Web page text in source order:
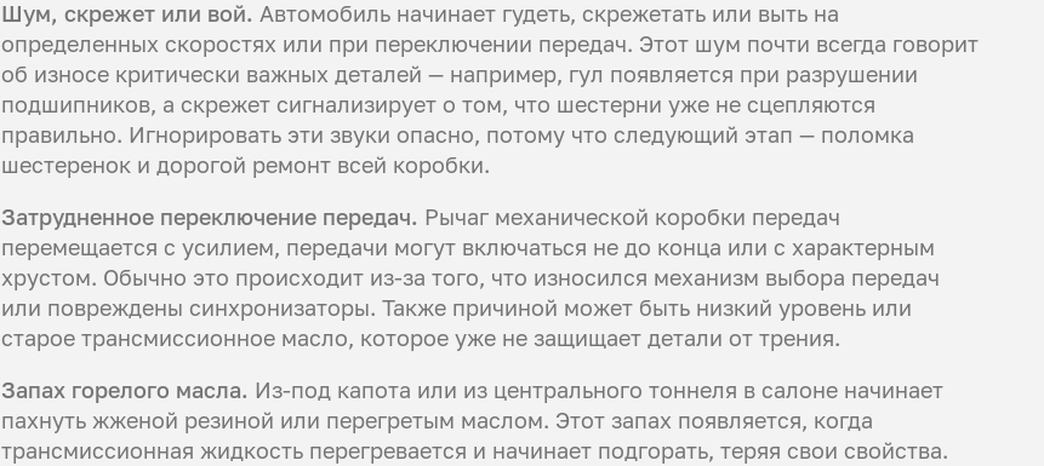
Шум, скрежет или вой. Автомобиль начинает гудеть, скрежетать или выть на
определенных скоростях или при переключении передач. Этот шум почти всегда говорит
об износе критически важных деталей — например, гул появляется при разрушении
подшипников, а скрежет сигнализирует о том, что шестерни уже не сцепляются
правильно. Игнорировать эти звуки опасно, потому что следующий этап — поломка
шестеренок и дорогой ремонт всей коробки.
Затрудненное переключение передач. Рычаг механической коробки передач
перемещается с усилием, передачи могут включаться не до конца или с характерным
хрустом. Обычно это происходит из-за того, что износился механизм выбора передач
или повреждены синхронизаторы. Также причиной может быть низкий уровень или
старое трансмиссионное масло, которое уже не защищает детали от трения.
Запах горелого масла. Из-под капота или из центрального тоннеля в салоне начинает
пахнуть жженой резиной или перегретым маслом. Этот запах появляется, когда
трансмиссионная жидкость перегревается и начинает подгорать, теряя свои свойства.